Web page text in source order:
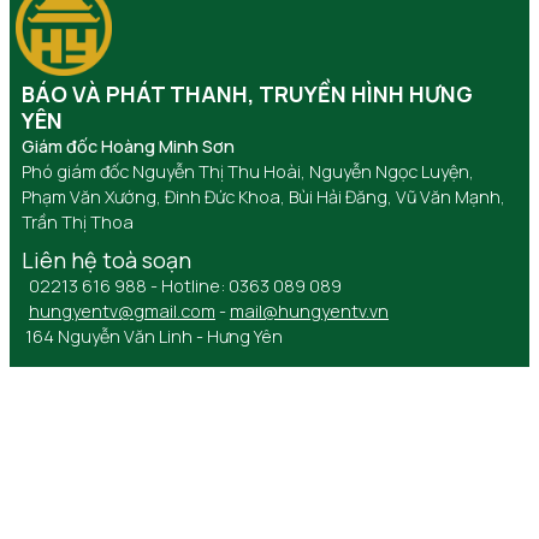
BÁO VÀ PHÁT THANH, TRUYỀN HÌNH HƯNG
YÊN
Giám đốc Hoàng Minh Sơn
Phó giám đốc Nguyễn Thị Thu Hoài, Nguyễn Ngọc Luyện,
Phạm Văn Xướng, Đinh Đức Khoa, Bùi Hải Đăng, Vũ Văn Mạnh,
Trần Thị Thoa
Liên hệ toà soạn
02213 616 988 - Hotline: 0363 089 089
hungyentv@gmail.com - mail@hungyentv.vn
164 Nguyễn Văn Linh - Hưng Yên